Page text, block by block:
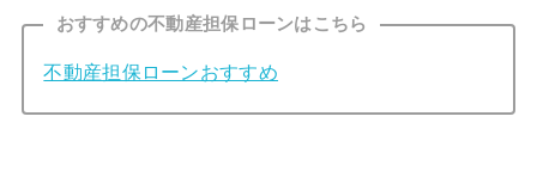
おすすめの不動産担保ローンはこちら
不動産担保ローンおすすめ